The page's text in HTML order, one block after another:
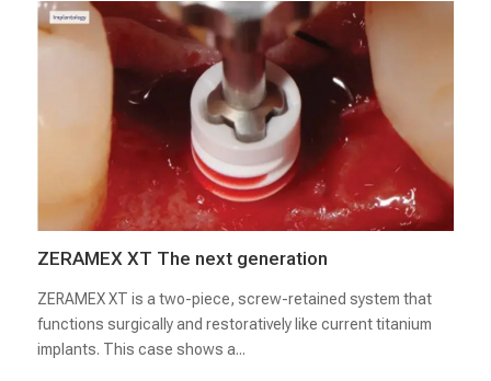
ZERAMEX XT The next generation
ZERAMEX XT is a two-piece, screw-retained system that
functions surgically and restoratively like current titanium
implants. This case shows a...